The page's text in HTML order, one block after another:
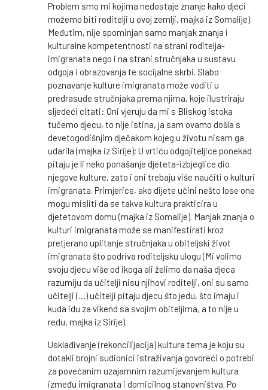
Problem smo mi kojima nedostaje znanje kako djeci
možemo biti roditelji u ovoj zemlji, majka iz Somalije).
Međutim, nije spominjan samo manjak znanja i
kulturalne kompetentnosti na strani roditelja-
imigranata nego i na strani stručnjaka u sustavu
odgoja i obrazovanja te socijalne skrbi. Slabo
poznavanje kulture imigranata može voditi u
predrasude stručnjaka prema njima, koje ilustriraju
sljedeći citati: Oni vjeruju da mi s Bliskog istoka
tučemo djecu, to nije istina, ja sam ovamo došla s
devetogodišnjim dječakom kojeg u životu nisam ga
udarila (majka iz Sirije); U vrtiću odgojiteljice ponekad
pitaju je li neko ponašanje djeteta-izbjeglice dio
njegove kulture, zato i oni trebaju više naučiti o kulturi
imigranata. Primjerice, ako dijete učini nešto lose one
mogu misliti da se takva kultura prakticira u
djetetovom domu (majka iz Somalije). Manjak znanja o
kulturi imigranata može se manifestirati kroz
pretjerano uplitanje stručnjaka u obiteljski život
imigranata što podriva roditeljsku ulogu (Mi volimo
svoju djecu više od ikoga ali želimo da naša djeca
razumiju da učitelji nisu njihovi roditelji, oni su samo
učitelji (…) učitelji pitaju djecu što jedu, što imaju i
kuda idu za vikend sa svojim obiteljima, a to nije u
redu, majka iz Sirije).
Usklađivanje (rekoncilijacija) kultura tema je koju su
dotakli brojni sudionici istraživanja govoreći o potrebi
za povećanim uzajamnim razumijevanjem kultura
između imigranata i domicilnog stanovništva. Po